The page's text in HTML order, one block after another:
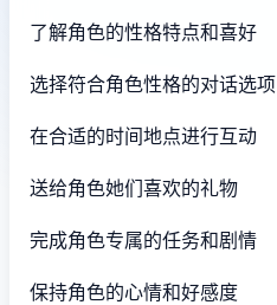
了解角色的性格特点和喜好
选择符合角色性格的对话选项
在合适的时间地点进行互动
送给角色她们喜欢的礼物
完成角色专属的任务和剧情
保持角色的心情和好感度